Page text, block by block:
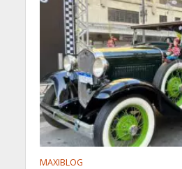
MAXIBLOG